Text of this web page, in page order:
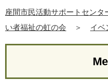
座間市民活動サポートセン
い者福祉の虹の会
＞ イベ